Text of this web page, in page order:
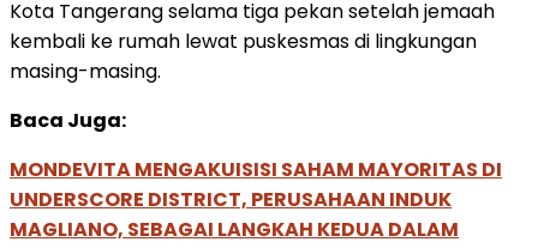
Kota Tangerang selama tiga pekan setelah jemaah
kembali ke rumah lewat puskesmas di lingkungan
masing-masing.
Baca Juga:
MONDEVITA MENGAKUISISI SAHAM MAYORITAS DI
UNDERSCORE DISTRICT, PERUSAHAAN INDUK
MAGLIANO, SEBAGAI LANGKAH KEDUA DALAM